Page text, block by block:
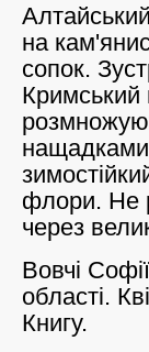
на
сопок.
Кримський
флори. Не
через
Вовчі
області.
Книгу.